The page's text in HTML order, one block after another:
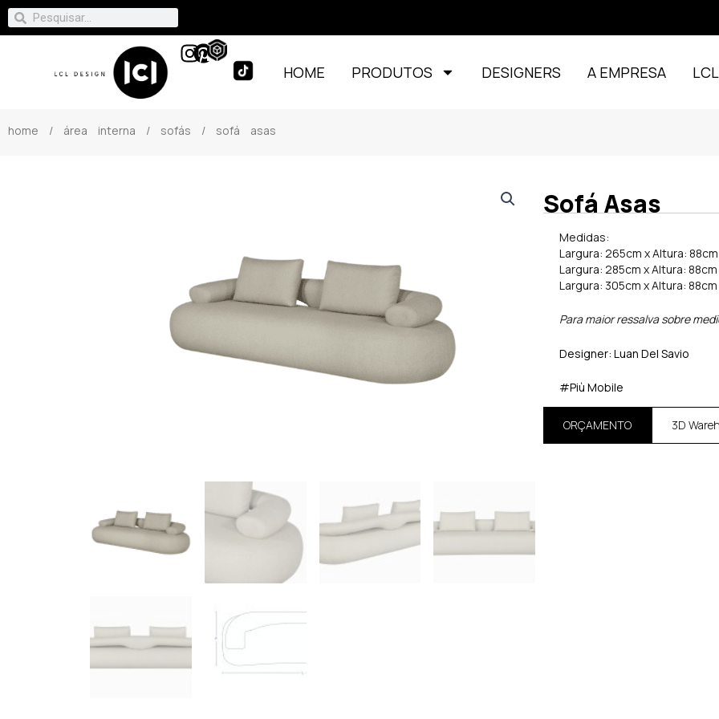
HOME PRODUTOS DESIGNERS A EMPRESA
home / área interna / sofás / sofá asas
Sofá Asas
Medidas:
Largura: 265cm x Altura:
Largura: 285cm x Altura:
Largura: 305cm x Altura:
Para maior ressalva sobre
Designer: Luan Del Savio
#Più Mobile
ORÇAMENTO 3D